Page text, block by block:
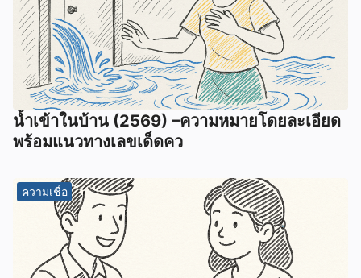
น้ำเข้าในบ้าน (2569) –ความหมายโดยละเอียด
พร้อมแนวทางเลขเด็ดคว
ความเชื่อ